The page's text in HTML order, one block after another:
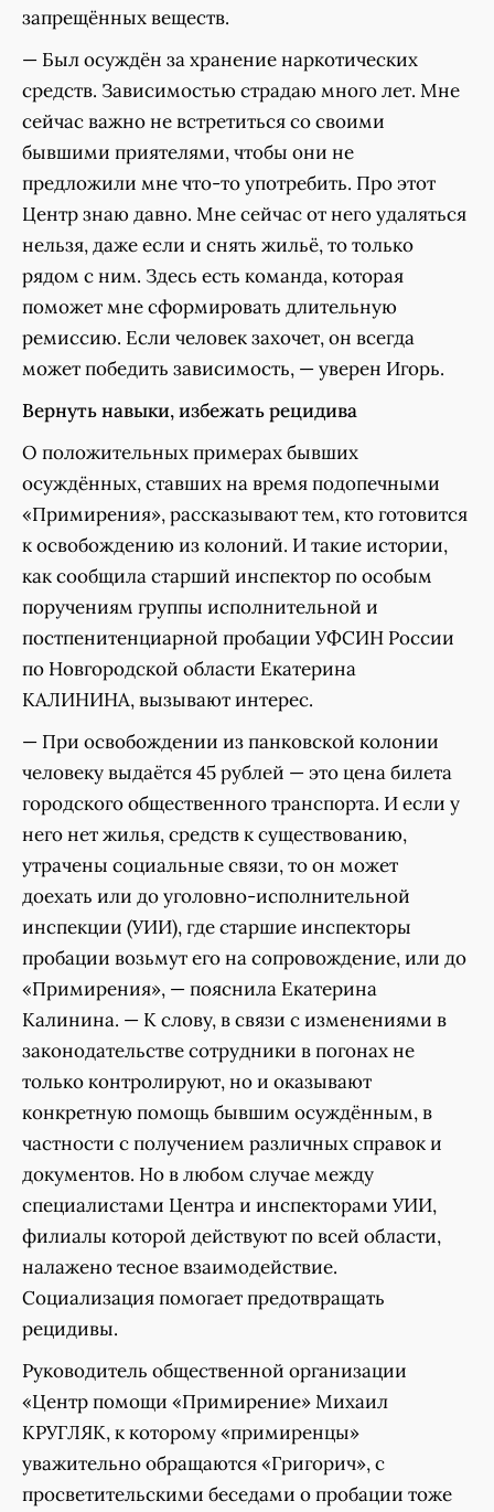
запрещённых веществ.
— Был осуждён за хранение наркотических
средств. Зависимостью страдаю много лет. Мне
сейчас важно не встретиться со своими
бывшими приятелями, чтобы они не
предложили мне что-то употребить. Про этот
Центр знаю давно. Мне сейчас от него удаляться
нельзя, даже если и снять жильё, то только
рядом с ним. Здесь есть команда, которая
поможет мне сформировать длительную
ремиссию. Если человек захочет, он всегда
может победить зависимость, — уверен Игорь.
Вернуть навыки, избежать рецидива
О положительных примерах бывших
осуждённых, ставших на время подопечными
«Примирения», рассказывают тем, кто готовится
к освобождению из колоний. И такие истории,
как сообщила старший инспектор по особым
поручениям группы исполнительной и
постпенитенциарной пробации УФСИН России
по Новгородской области Екатерина
КАЛИНИНА, вызывают интерес.
— При освобождении из панковской колонии
человеку выдаётся 45 рублей — это цена билета
городского общественного транспорта. И если у
него нет жилья, средств к существованию,
утрачены социальные связи, то он может
доехать или до уголовно-исполнительной
инспекции (УИИ), где старшие инспекторы
пробации возьмут его на сопровождение, или до
«Примирения», — пояснила Екатерина
Калинина. — К слову, в связи с изменениями в
законодательстве сотрудники в погонах не
только контролируют, но и оказывают
конкретную помощь бывшим осуждённым, в
частности с получением различных справок и
документов. Но в любом случае между
специалистами Центра и инспекторами УИИ,
филиалы которой действуют по всей области,
налажено тесное взаимодействие.
Социализация помогает предотвращать
рецидивы.
Руководитель общественной организации
«Центр помощи «Примирение» Михаил
КРУГЛЯК, к которому «примиренцы»
уважительно обращаются «Григорич», с
просветительскими беседами о пробации тоже